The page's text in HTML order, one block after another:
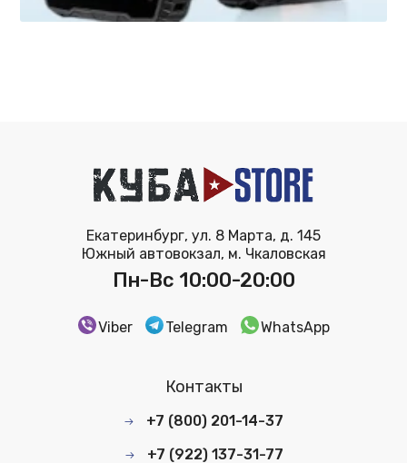
Екатеринбург, ул. 8 Марта, д. 145
Южный автовокзал, м. Чкаловская
Пн-Вс 10:00-20:00
Viber Telegram WhatsApp
Контакты
+7 (800) 201-14-37
+7 (922) 137-31-77